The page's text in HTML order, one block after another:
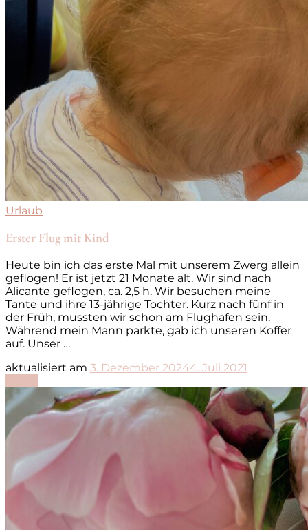
Urlaub
Erster Flug mit Kind
Heute bin ich das erste Mal mit unserem Zwerg allein
geflogen! Er ist jetzt 21 Monate alt. Wir sind nach
Alicante geflogen, ca. 2,5 h. Wir besuchen meine
Tante und ihre 13-jährige Tochter. Kurz nach fünf in
der Früh, mussten wir schon am Flughafen sein.
Während mein Mann parkte, gab ich unseren Koffer
auf. Unser …
aktualisiert am 3. Dezember 20244. Juli 2021